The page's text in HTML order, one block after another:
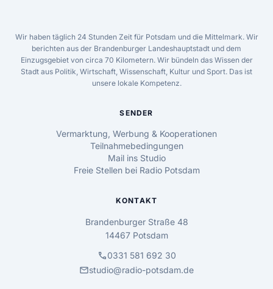
Wir haben täglich 24 Stunden Zeit für Potsdam und die Mittelmark. Wir
berichten aus der Brandenburger Landeshauptstadt und dem
Einzugsgebiet von circa 70 Kilometern. Wir bündeln das Wissen der
Stadt aus Politik, Wirtschaft, Wissenschaft, Kultur und Sport. Das ist
unsere lokale Kompetenz.
SENDER
Vermarktung, Werbung & Kooperationen
Teilnahmebedingungen
Mail ins Studio
Freie Stellen bei Radio Potsdam
KONTAKT
Brandenburger Straße 48
14467 Potsdam
call0331 581 692 30
mailstudio@radio-potsdam.de